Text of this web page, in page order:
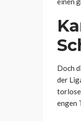
Doch
der
torlose
engen